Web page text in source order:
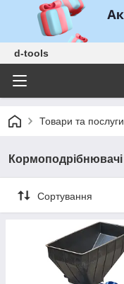
d-tools
Товари та послуги
Кормоподрібнювачі
Сортування